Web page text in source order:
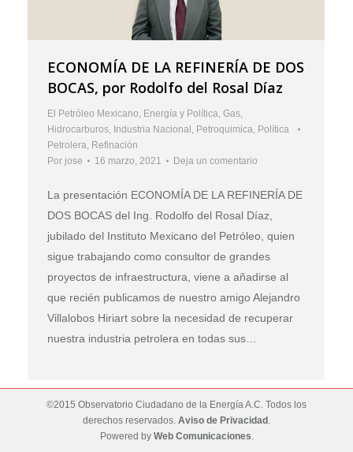
ECONOMÍA DE LA REFINERÍA DE DOS
BOCAS, por Rodolfo del Rosal Díaz
El Petróleo Mexicano Energía y Política Gas
Hidrocarburos Industria Nacional Petroquimica Política
Petrolera Refinación
Por jose 16 marzo, 2021 Deja un comentario
La presentación ECONOMÍA DE LA REFINERÍA DE
DOS BOCAS del Ing. Rodolfo del Rosal Díaz,
jubilado del Instituto Mexicano del Petróleo, quien
sigue trabajando como consultor de grandes
proyectos de infraestructura, viene a añadirse al
que recién publicamos de nuestro amigo Alejandro
Villalobos Hiriart sobre la necesidad de recuperar
nuestra industria petrolera en todas sus…
©2015 Observatorio Ciudadano de la Energía A.C. Todos los
derechos reservados. Aviso de Privacidad
Powered by Web Comunicaciones